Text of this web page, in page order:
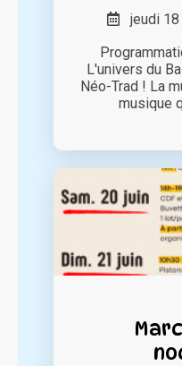
jeudi 18
L'univers du
Néo-Trad ! La
musique